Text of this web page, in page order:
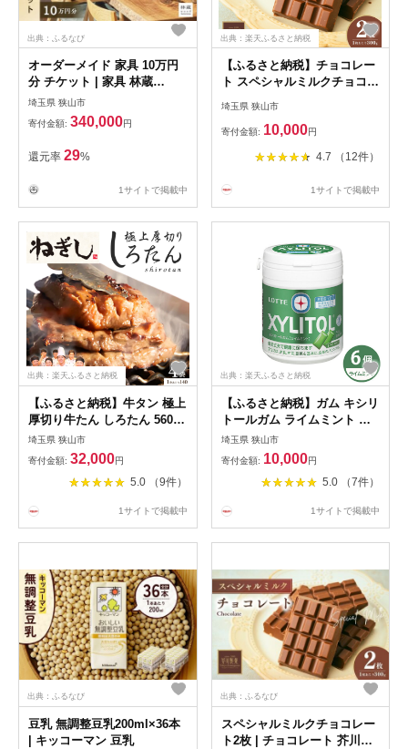
出典：ふるなび
オーダーメイド 家具 10万円
分 チケット | 家具 林蔵
wood furniture
埼玉県 狭山市
寄付金額: 340,000円
還元率 29%
1サイトで掲載中
出典：楽天ふるさと納税
【ふるさと納税】チョコレー
ト スペシャルミルクチョコレ
ート 300g×2枚 | チョコレー
ト ちょこれーと チョコ ちょ
こ ミルクチョコレート 板チ
インデー お菓子 スイーツ デ
プレゼント 芥川製菓株式会社
埼玉県 狭山市
寄付金額: 10,000円
4.7 （12件）
1サイトで掲載中
出典：楽天ふるさと納税
【ふるさと納税】牛タン 極上
厚切り牛たん しろたん 560g
(140g×4袋) 4袋 セット | 牛タ
ン 牛たん ぎゅうたん ギュウ
タン 厚切り しろたん 焼肉 牛
肉 肉 鉄板焼き バーベキュー
ービス通信販売店 埼玉県 狭
埼玉県 狭山市
寄付金額: 32,000円
5.0 （9件）
1サイトで掲載中
出典：楽天ふるさと納税
【ふるさと納税】ガム キシリ
トールガム ライムミント フ
ァミリーボトル 6個 | ガム キ
シリトール ライム ファミリ
ーボトル お菓子 おやつ 特定
保健用食品 トクホ オーラル
埼玉県 狭山市
埼玉県 狭山市
寄付金額: 10,000円
5.0 （7件）
1サイトで掲載中
出典：ふるなび
豆乳 無調整豆乳200ml×36本
| キッコーマン 豆乳
出典：ふるなび
スペシャルミルクチョコレー
ト2枚 | チョコレート 芥川製